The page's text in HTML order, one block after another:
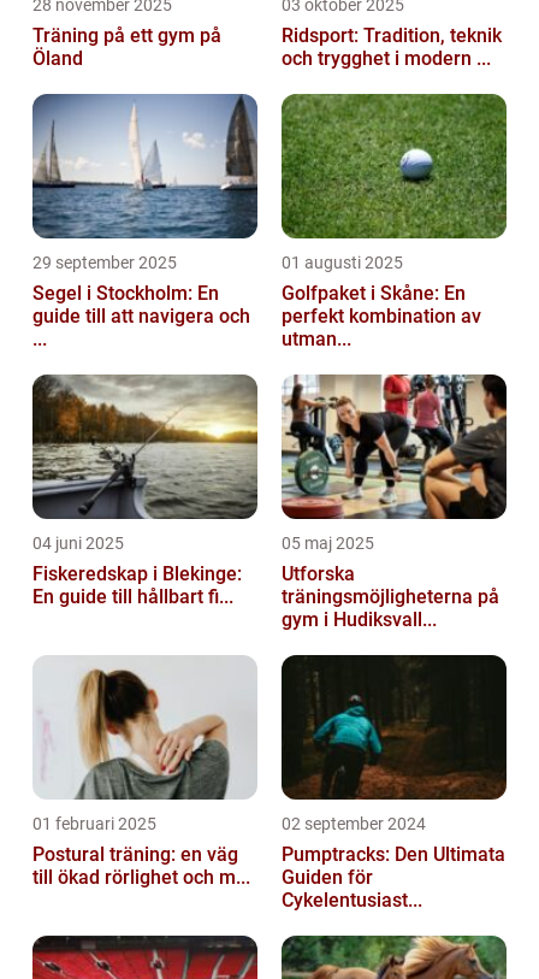
28 november 2025
Träning på ett gym på
Öland
03 oktober 2025
Ridsport: Tradition, teknik
och trygghet i modern ...
29 september 2025
Segel i Stockholm: En
guide till att navigera och
...
01 augusti 2025
Golfpaket i Skåne: En
perfekt kombination av
utman...
04 juni 2025
Fiskeredskap i Blekinge:
En guide till hållbart fi...
05 maj 2025
Utforska
träningsmöjligheterna på
gym i Hudiksvall...
01 februari 2025
Postural träning: en väg
till ökad rörlighet och m...
02 september 2024
Pumptracks: Den Ultimata
Guiden för
Cykelentusiast...